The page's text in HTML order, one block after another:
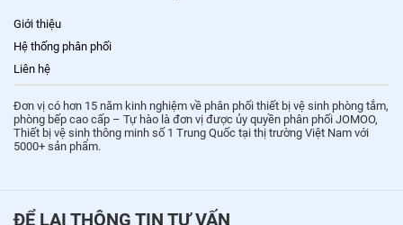
Giới thiệu
Hệ thống phân phối
Liên hệ
Đơn vị có hơn 15 năm kinh nghiệm về phân phối thiết bị vệ sinh phòng tắm,
phòng bếp cao cấp – Tự hào là đơn vị được ủy quyền phân phối JOMOO,
Thiết bị vệ sinh thông minh số 1 Trung Quốc tại thị trường Việt Nam với
5000+ sản phẩm.
ĐỂ LẠI THÔNG TIN TƯ VẤN